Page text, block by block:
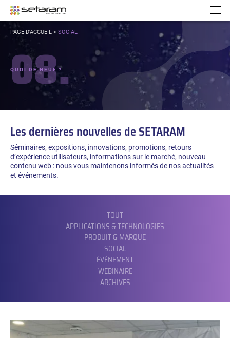
Aller au contenu
VOUS
ÊTES
PAGE D'ACCUEIL> SOCIAL
08.
QUOI DE NEUF ?
Les dernières nouvelles de SETARAM
Séminaires, expositions, innovations, promotions, retours
d’expérience utilisateurs, informations sur le marché, nouveau
contenu web : nous vous maintenons informés de nos actualités
et événements.
FILTRER
TOUT
APPLICATIONS & TECHNOLOGIES
PRODUIT & MARQUE
SOCIAL
ÉVÉNEMENT
WEBINAIRE
ARCHIVES
Panneau de gestion des cookies